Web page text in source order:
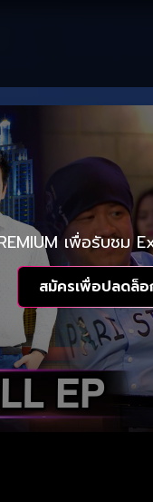
เพื่อรับชม
สมัครเพื่อปลดล็อ